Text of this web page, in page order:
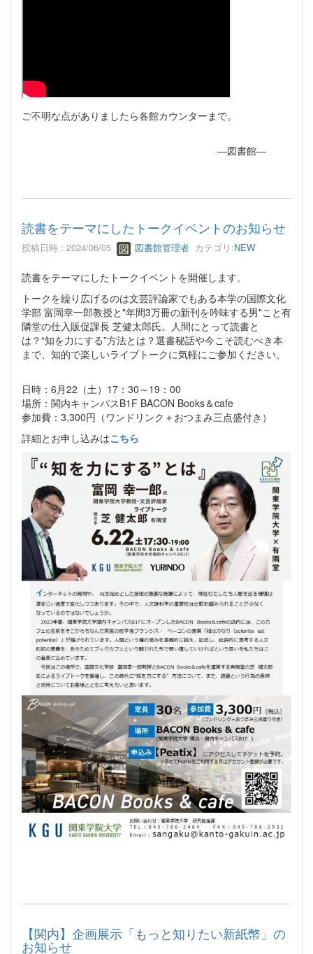
ご不明な点がありましたら各館カウンターまで。
―図書館―
読書をテーマにしたトークイベントのお知らせ
投稿日時 : 2024/06/05 図書館管理者 カテゴリ:NEW
読書をテーマにしたトークイベントを開催します。
トークを繰り広げるのは文芸評論家でもある本学の国際文化
学部 富岡幸一郎教授と"年間3万冊の新刊を吟味する男"こと有
隣堂の仕入販促課長 芝健太郎氏。人間にとって読書と
は？“知を力にする”方法とは？選書秘話や今こそ読むべき本
まで、知的で楽しいライブトークに気軽にご参加ください。
日時：6月22（土）17：30～19：00
場所：関内キャンパスB1F BACON Books＆cafe
参加費：3,300円（ワンドリンク＋おつまみ三点盛付き）
詳細とお申し込みはこちら
【関内】企画展示「もっと知りたい新紙幣」の
お知らせ